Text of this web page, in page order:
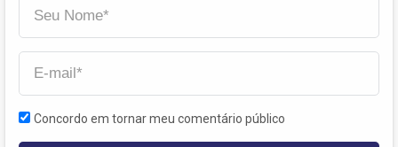
Concordo em tornar meu comentário público